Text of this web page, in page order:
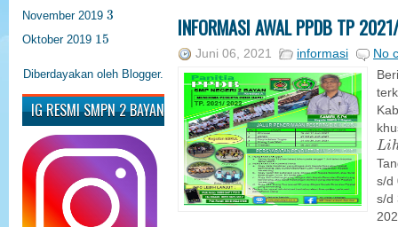
November 2019 3
3
Oktober 2019 15
15
Diberdayakan oleh Blogger.
IG RESMI SMPN 2 BAYAN
INFORMASI AWAL PPDB TP
Juni 06, 2021 informasi
No
Li
Lih
s/d
s/d